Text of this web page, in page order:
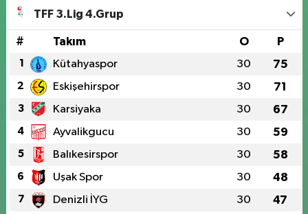
TFF 3.Lig 4.Grup
# Takım O P
1 Kütahyaspor 30 75
2 Eskişehirspor 30 71
3 Karsiyaka 30 67
4 Ayvalikgucu 30 59
5 Balıkesirspor 30 58
6 Uşak Spor 30 48
7 Denizli İYG 30 47